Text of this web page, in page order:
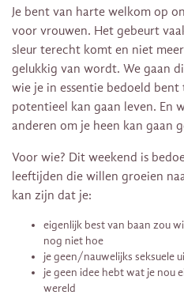
Je bent van harte welkom op
voor vrouwen. Het gebeurt
sleur terecht komt en niet
gelukkig van wordt. We gaan
wie je in essentie bedoeld
potentieel kan gaan leven. En
anderen om je heen kan gaan
Voor wie? Dit weekend is
leeftijden die willen groeien
kan zijn dat je:
eigenlijk best van baan zou
nog niet hoe
je geen/nauwelijks seksuele
je geen idee hebt wat je nou
wereld